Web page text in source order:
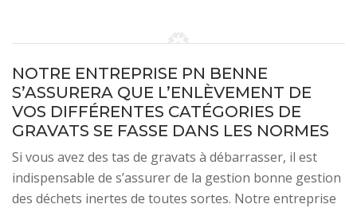
NOTRE ENTREPRISE PN BENNE
S’ASSURERA QUE L’ENLÈVEMENT DE
VOS DIFFÉRENTES CATÉGORIES DE
GRAVATS SE FASSE DANS LES NORMES
Si vous avez des tas de gravats à débarrasser, il est
indispensable de s’assurer de la gestion bonne gestion
des déchets inertes de toutes sortes. Notre entreprise